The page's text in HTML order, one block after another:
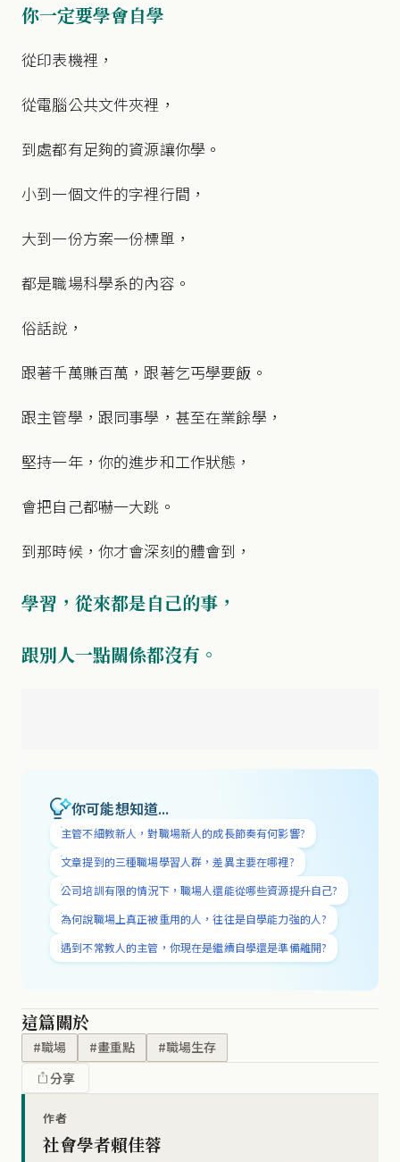
你一定要學會自學
從印表機裡，
從電腦公共文件夾裡，
到處都有足夠的資源讓你學。
小到一個文件的字裡行間，
大到一份方案一份標單，
都是職場科學系的內容。
俗話說，
跟著千萬賺百萬，跟著乞丐學要飯。
跟主管學，跟同事學，甚至在業餘學，
堅持一年，你的進步和工作狀態，
會把自己都嚇一大跳。
到那時候，你才會深刻的體會到，
學習，從來都是自己的事，
跟別人一點關係都沒有。
你可能想知道...
主管不細教新人，對職場新人的成長節奏有何影響?
文章提到的三種職場學習人群，差異主要在哪裡?
公司培訓有限的情況下，職場人還能從哪些資源提升自己?
為何說職場上真正被重用的人，往往是自學能力強的人?
遇到不常教人的主管，你現在是繼續自學還是準備離開?
這篇關於
#職場 #畫重點
#職場生存
分享
作者
社會學者賴佳蓉